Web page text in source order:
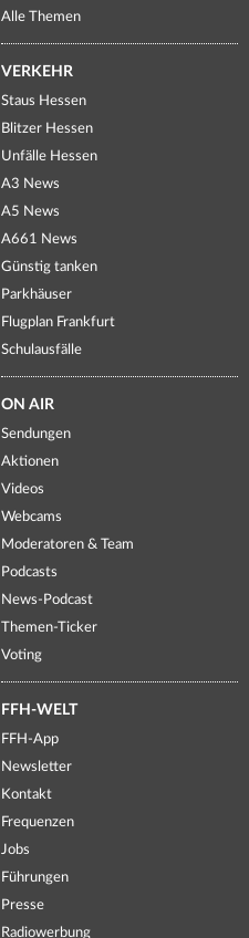
Alle Themen
VERKEHR
Staus Hessen
Blitzer Hessen
Unfälle Hessen
A3 News
A5 News
A661 News
Günstig tanken
Parkhäuser
Flugplan Frankfurt
Schulausfälle
ON AIR
Sendungen
Aktionen
Videos
Webcams
Moderatoren & Team
Podcasts
News-Podcast
Themen-Ticker
Voting
FFH-WELT
FFH-App
Newsletter
Kontakt
Frequenzen
Jobs
Führungen
Presse
Radiowerbung